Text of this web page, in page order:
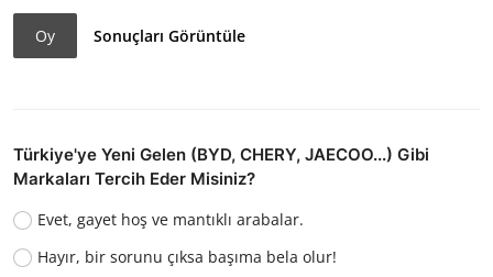
Oy Sonuçları Görüntüle
Türkiye'ye Yeni Gelen (BYD, CHERY, JAECOO...) Gibi
Markaları Tercih Eder Misiniz?
Evet, gayet hoş ve mantıklı arabalar.
Hayır, bir sorunu çıksa başıma bela olur!